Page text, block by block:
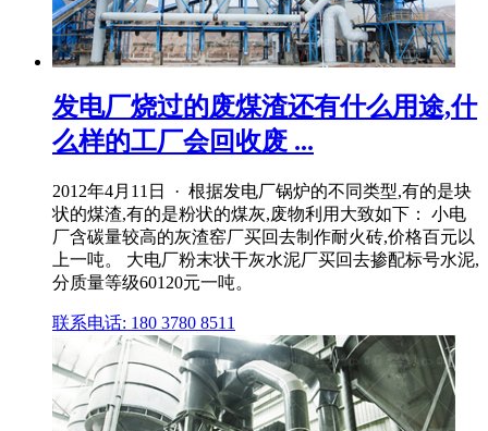
发电厂烧过的废煤渣还有什么用途,什
么样的工厂会回收废 ...
2012年4月11日 · 根据发电厂锅炉的不同类型,有的是块
状的煤渣,有的是粉状的煤灰,废物利用大致如下： 小电
厂含碳量较高的灰渣窑厂买回去制作耐火砖,价格百元以
上一吨。 大电厂粉末状干灰水泥厂买回去掺配标号水泥,
分质量等级60120元一吨。
联系电话: 180 3780 8511